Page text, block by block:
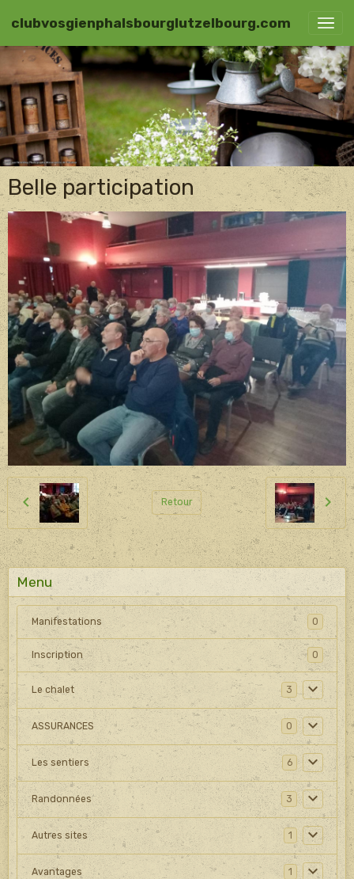
clubvosgienphalsbourglutzelbourg.com
Belle participation
Retour
Menu
Manifestations 0
Inscription 0
Le chalet 3
ASSURANCES 0
Les sentiers 6
Randonnées 3
Autres sites 1
Avantages 1